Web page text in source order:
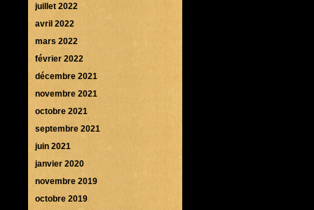
juillet 2022
avril 2022
mars 2022
février 2022
décembre 2021
novembre 2021
octobre 2021
septembre 2021
juin 2021
janvier 2020
novembre 2019
octobre 2019